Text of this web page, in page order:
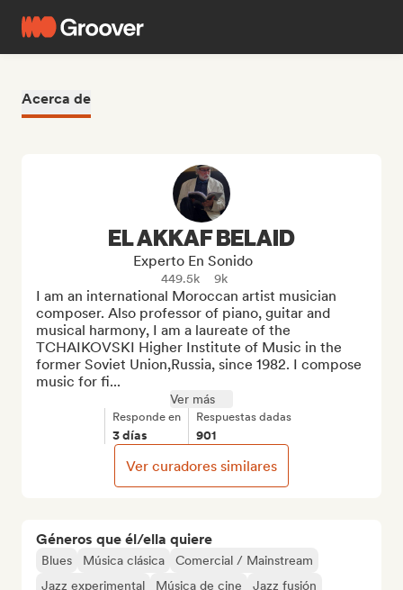
Acerca de
Géneros que él/ella quiere
Blues Música clásica
Comercial / Mainstream
Jazz experimental
Música de cine
Jazz fusión
EL AKKAF BELAID
Experto En Sonido
449.5k 9k
I am an international Moroccan artist musician
composer. Also professor of piano, guitar and
musical harmony, I am a laureate of the
TCHAIKOVSKI Higher Institute of Music in the
former Soviet Union,Russia, since 1982. I compose
music for fi...
Ver más
Responde en
3 días
Respuestas dadas
901
Ver curadores similares